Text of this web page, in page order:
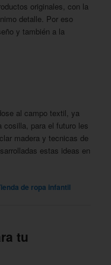
originales, con la
detalle. Por eso
y también a la
al campo textil, ya
cosilla, para el futuro les
madera y tecnicas de
estas ideas en
de ropa infantil
tu